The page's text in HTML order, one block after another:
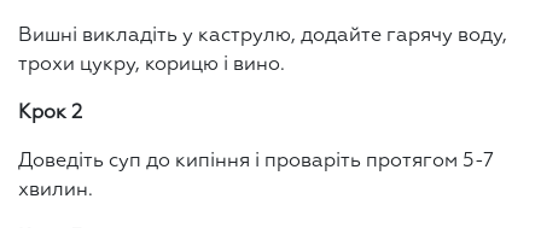
Вишні викладіть у каструлю, додайте гарячу воду,
трохи цукру, корицю і вино.
Крок 2
Доведіть суп до кипіння і проваріть протягом 5-7
хвилин.